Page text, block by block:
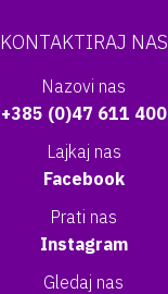
KONTAKTIRAJ NAS
Nazovi nas
+385 (0)47 611 400
Lajkaj nas
Facebook
Prati nas
Instagram
Gledaj nas